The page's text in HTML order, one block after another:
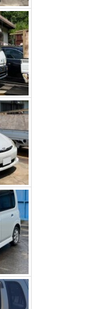
和
）
）